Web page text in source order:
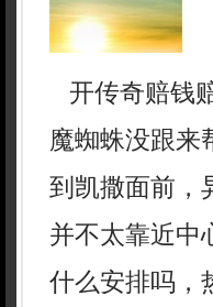
开传奇赔钱
魔蜘蛛没跟来
到凯撒面前，
并不太靠近中
什么安排吗，